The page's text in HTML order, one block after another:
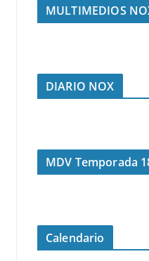
MULTIMEDIOS
DIARIO NOX
MDV Temporada
Calendario